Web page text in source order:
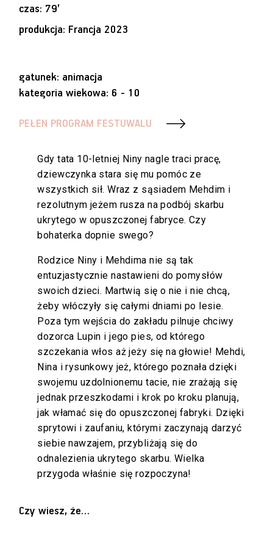
czas: 79’
produkcja: Francja 2023
gatunek: animacja
kategoria wiekowa: 6 - 10
PEŁEN PROGRAM FESTUWALU
Gdy tata 10-letniej Niny nagle traci pracę,
dziewczynka stara się mu pomóc ze
wszystkich sił. Wraz z sąsiadem Mehdim i
rezolutnym jeżem rusza na podbój skarbu
ukrytego w opuszczonej fabryce. Czy
bohaterka dopnie swego?
Rodzice Niny i Mehdima nie są tak
entuzjastycznie nastawieni do pomysłów
swoich dzieci. Martwią się o nie i nie chcą,
żeby włóczyły się całymi dniami po lesie.
Poza tym wejścia do zakładu pilnuje chciwy
dozorca Lupin i jego pies, od którego
szczekania włos aż jeży się na głowie! Mehdi,
Nina i rysunkowy jeż, którego poznała dzięki
swojemu uzdolnionemu tacie, nie zrażają się
jednak przeszkodami i krok po kroku planują,
jak włamać się do opuszczonej fabryki. Dzięki
sprytowi i zaufaniu, którymi zaczynają darzyć
siebie nawzajem, przybliżają się do
odnalezienia ukrytego skarbu. Wielka
przygoda właśnie się rozpoczyna!
Czy wiesz, że…